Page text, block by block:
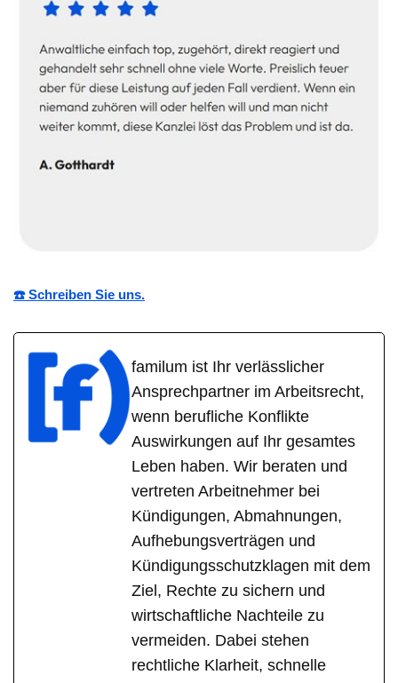
☎️ Schreiben Sie uns.
familum ist Ihr verlässlicher
Ansprechpartner im Arbeitsrecht,
wenn berufliche Konflikte
Auswirkungen auf Ihr gesamtes
Leben haben. Wir beraten und
vertreten Arbeitnehmer bei
Kündigungen, Abmahnungen,
Aufhebungsverträgen und
Kündigungsschutzklagen mit dem
Ziel, Rechte zu sichern und
wirtschaftliche Nachteile zu
vermeiden. Dabei stehen
rechtliche Klarheit, schnelle